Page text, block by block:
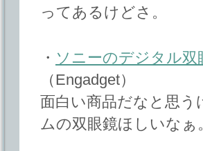
ってあるけどさ。
・ ソニーのデジタル双
（Engadget）
面白い商品だなと思
ムの双眼鏡ほしいなぁ